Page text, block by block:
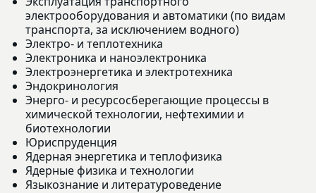
электрооборудования и автоматики (по видам
транспорта, за исключением водного)
Электро- и теплотехника
Электроника и наноэлектроника
Электроэнергетика и электротехника
Эндокринология
Энерго- и ресурсосберегающие процессы в
химической технологии, нефтехимии и
биотехнологии
Юриспруденция
Ядерная энергетика и теплофизика
Ядерные физика и технологии
Языкознание и литературоведение